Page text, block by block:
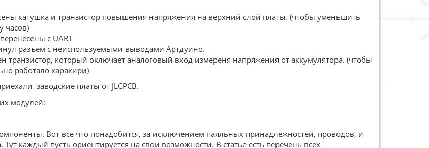
катушка и транзистор повышения напряжения на верхний слой платы. (чтобы уменьшить
часов)
с UART
разъем с неиспользуемыми выводами Артдуино.
транзистор, который оключает аналоговый вход измереня напряжения от аккумулятора. (чтобы
работало харакири)
заводские платы от JLCPCB.
модулей:
Вот все что понадобится, за исключением паяльных принадлежностей, проводов, и
Тут каждый пусть ориентируется на свои возможности. В статье есть перечень всех